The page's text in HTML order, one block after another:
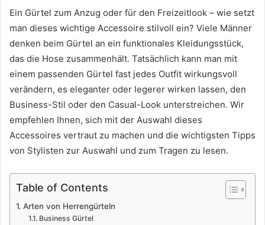
Ein Gürtel zum Anzug oder für den Freizeitlook – wie setzt
man dieses wichtige Accessoire stilvoll ein? Viele Männer
denken beim Gürtel an ein funktionales Kleidungsstück,
das die Hose zusammenhält. Tatsächlich kann man mit
einem passenden Gürtel fast jedes Outfit wirkungsvoll
verändern, es eleganter oder legerer wirken lassen, den
Business-Stil oder den Casual-Look unterstreichen. Wir
empfehlen Ihnen, sich mit der Auswahl dieses
Accessoires vertraut zu machen und die wichtigsten Tipps
von Stylisten zur Auswahl und zum Tragen zu lesen.
Table of Contents
Arten von Herrengürteln
Business Gürtel